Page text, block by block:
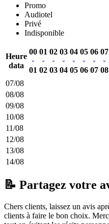
Promo
Audiotel
Privé
Indisponible
Heure
data
00
01
01
02
02
03
03
04
04
05
05
06
06
07
07
08
07/08
08/08
09/08
10/08
11/08
12/08
13/08
14/08
📝 Partagez votre
Chers clients, laissez un avis
clients à faire le bon choix.